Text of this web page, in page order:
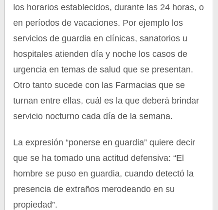
los horarios establecidos, durante las 24 horas, o
en períodos de vacaciones. Por ejemplo los
servicios de guardia en clínicas, sanatorios u
hospitales atienden día y noche los casos de
urgencia en temas de salud que se presentan.
Otro tanto sucede con las Farmacias que se
turnan entre ellas, cuál es la que deberá brindar
servicio nocturno cada día de la semana.
La expresión “ponerse en guardia” quiere decir
que se ha tomado una actitud defensiva: “El
hombre se puso en guardia, cuando detectó la
presencia de extraños merodeando en su
propiedad”.